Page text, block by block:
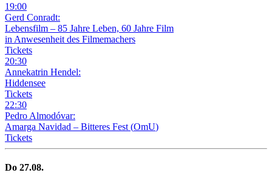
19:00
Gerd Conradt:
Lebensfilm – 85 Jahre Leben, 60 Jahre Film
in Anwesenheit des Filmemachers
Tickets
20:30
Annekatrin Hendel:
Hiddensee
Tickets
22:30
Pedro Almodóvar:
Amarga Navidad – Bitteres Fest (OmU)
Tickets
Do 27.08.